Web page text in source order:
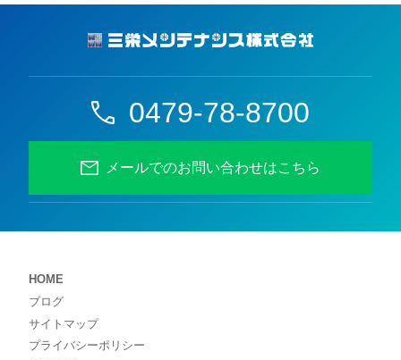
0479-78-8700
メールでのお問い合わせはこちら
HOME
ブログ
サイトマップ
プライバシーポリシー